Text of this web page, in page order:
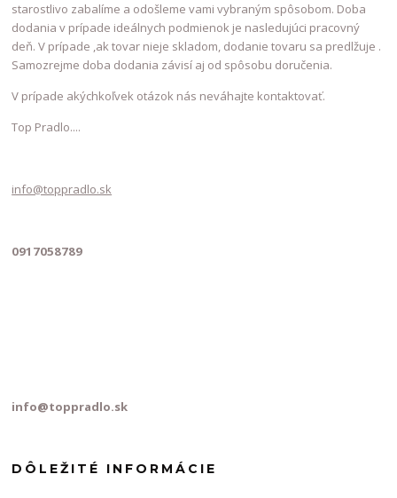
starostlivo zabalíme a odošleme vami vybraným spôsobom. Doba
dodania v prípade ideálnych podmienok je nasledujúci pracovný
deň. V prípade ,ak tovar nieje skladom, dodanie tovaru sa predlžuje .
Samozrejme doba dodania závisí aj od spôsobu doručenia.
V prípade akýchkoľvek otázok nás neváhajte kontaktovať.
Top Pradlo....
info@toppradlo.sk
0917058789
info@toppradlo.sk
DÔLEŽITÉ INFORMÁCIE